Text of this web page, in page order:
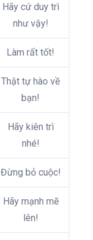
Hãy cứ duy trì
như vậy!
Làm rất tốt!
Thật tự hào về
bạn!
Hãy kiên trì
nhé!
Đừng bỏ cuộc!
Hãy mạnh mẽ
lên!